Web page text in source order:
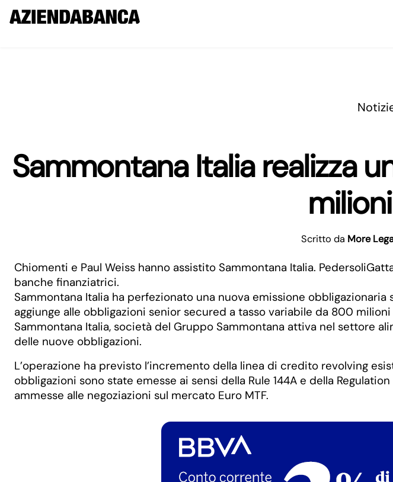
Sammontana Italia realizza
Scritto da More
Chiomenti e Paul Weiss hanno assistito Sammontana Italia.
banche finanziatrici.
Sammontana Italia ha perfezionato una nuova emissione
aggiunge alle obbligazioni senior secured a tasso variabile da 800
Sammontana Italia, società del Gruppo Sammontana attiva nel settore
delle nuove obbligazioni.
L’operazione ha previsto l’incremento della linea di credito revolving
obbligazioni sono state emesse ai sensi della Rule 144A e della
ammesse alle negoziazioni sul mercato Euro MTF.